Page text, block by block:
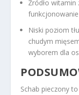
Źródło witamin
Niski poziom
chudym
wyborem dla
Schab pieczony